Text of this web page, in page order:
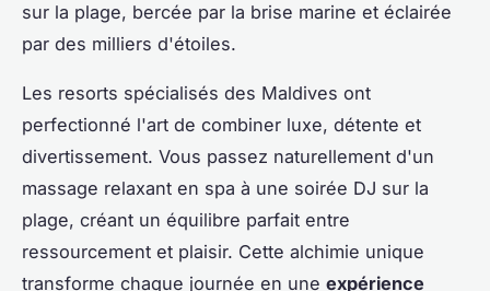
sur la plage, bercée par la brise marine et éclairée
par des milliers d'étoiles.
Les resorts spécialisés des Maldives ont
perfectionné l'art de combiner luxe, détente et
divertissement. Vous passez naturellement d'un
massage relaxant en spa à une soirée DJ sur la
plage, créant un équilibre parfait entre
ressourcement et plaisir. Cette alchimie unique
transforme chaque journée en une expérience